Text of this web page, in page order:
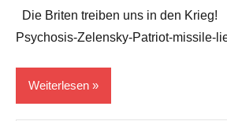
Die Briten treiben uns in den
Psychosis-Zelensky-Patriot-missile-
Weiterlesen